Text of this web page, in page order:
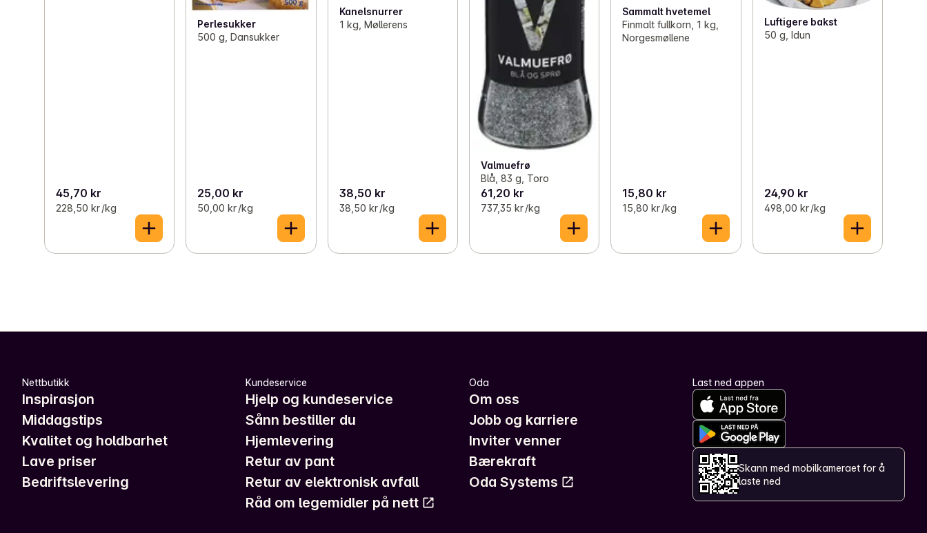
45,70 kr
228,50 kr /kg
Perlesukker
500 g, Dansukker
25,00 kr
50,00 kr /kg
Kanelsnurrer
1 kg, Møllerens
38,50 kr
38,50 kr /kg
Valmuefrø
Blå, 83 g, Toro
61,20 kr
737,35 kr /kg
Sammalt hvetemel
Finmalt fullkorn, 1 kg,
Norgesmøllene
15,80 kr
15,80 kr /kg
Luftigere bakst
50 g, Idun
24,90 kr
498,00 kr /kg
Nettbutikk
Inspirasjon
Middagstips
Kvalitet og holdbarhet
Lave priser
Bedriftslevering
Kundeservice
Hjelp og kundeservice
Sånn bestiller du
Hjemlevering
Retur av pant
Retur av elektronisk avfall
Råd om legemidler på nett
Oda
Om oss
Jobb og karriere
Inviter venner
Bærekraft
Oda Systems
Last ned appen
Skann med mobilkameraet for å
laste ned